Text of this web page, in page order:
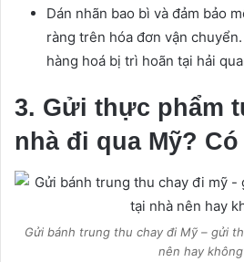
Dán nhãn bao bì và đảm bảo
ràng trên hóa đơn vận
hàng hoá bị trì hoãn tại hải
3. Gửi thực phẩm
nhà đi qua Mỹ?
Gửi bánh trung thu chay đi Mỹ – gửi
nên hay